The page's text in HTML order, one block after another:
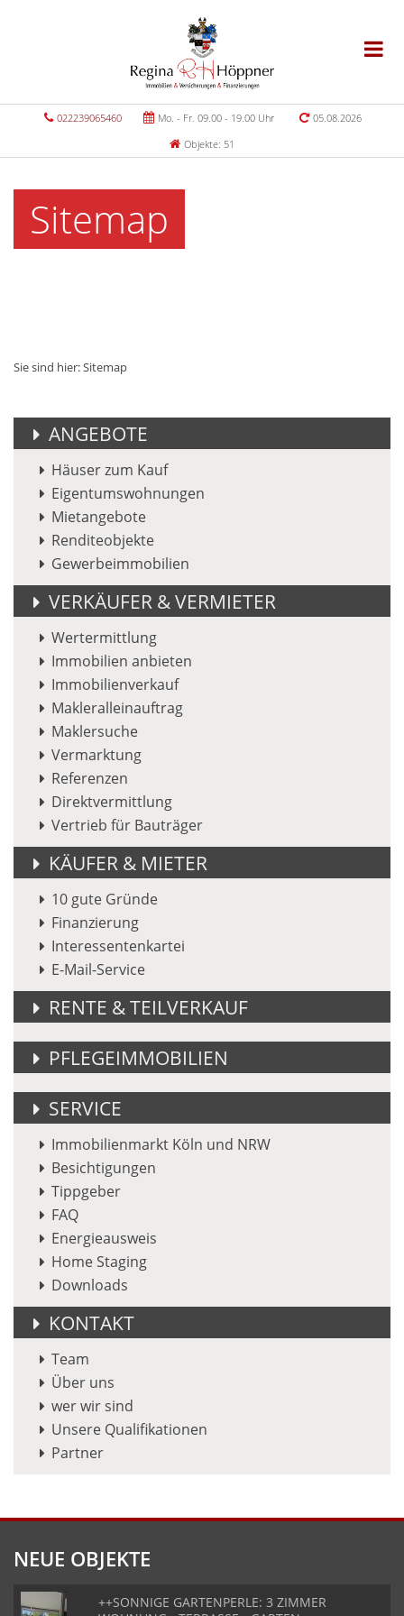
022239065460 Mo. - Fr. 09.00 - 19.00 Uhr
05.08.2026
Objekte: 51
Sitemap
Sie sind hier:Sitemap
ANGEBOTE
Häuser zum Kauf
Eigentumswohnungen
Mietangebote
Renditeobjekte
Gewerbeimmobilien
VERKÄUFER & VERMIETER
Wertermittlung
Immobilien anbieten
Immobilienverkauf
Makleralleinauftrag
Maklersuche
Vermarktung
Referenzen
Direktvermittlung
Vertrieb für Bauträger
KÄUFER & MIETER
10 gute Gründe
Finanzierung
Interessentenkartei
E-Mail-Service
RENTE & TEILVERKAUF
PFLEGEIMMOBILIEN
SERVICE
Immobilienmarkt Köln und NRW
Besichtigungen
Tippgeber
FAQ
Energieausweis
Home Staging
Downloads
KONTAKT
Team
Über uns
wer wir sind
Unsere Qualifikationen
Partner
NEUE OBJEKTE
++SONNIGE GARTENPERLE: 3 ZIMMER